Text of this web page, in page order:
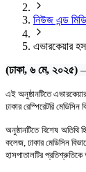
নিউজ এন্ড
এভারকেয়ার
(ঢাকা, ৬ মে, ২০২৫)
এই অনুষ্ঠানটিতে
ঢাকার রেস্পিরেটরি মেডিসিন
অনুষ্ঠানটিতে বিশেষ
কলেজ, ঢাকার মেডিসিন
হাসপাতালটির